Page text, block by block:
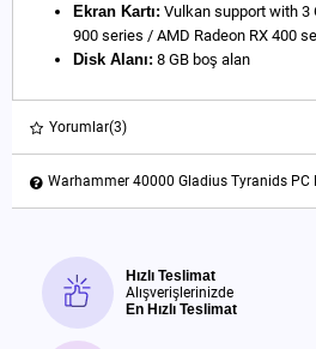
Ekran Kartı: Vulkan support with 3
900 series / AMD Radeon RX 400
Disk Alanı: 8 GB boş alan
Yorumlar(3)
Warhammer 40000 Gladius Tyranids PC
Hızlı Teslimat
Alışverişlerinizde
En Hızlı Teslimat